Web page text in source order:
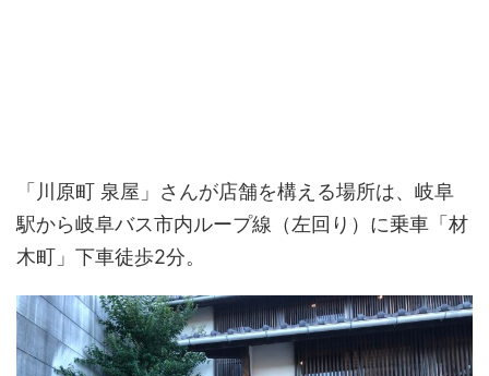
「川原町 泉屋」さんが店舗を構える場所は、岐阜
駅から岐阜バス市内ループ線（左回り）に乗車「材
木町」下車徒歩2分。